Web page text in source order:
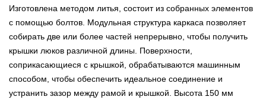
Изготовлена методом литья, состоит из собранных элементов
с помощью болтов. Модульная структура каркаса позволяет
собирать две или более частей непрерывно, чтобы получить
крышки люков различной длины. Поверхности,
соприкасающиеся с крышкой, обрабатываются машинным
способом, чтобы обеспечить идеальное соединение и
устранить зазор между рамой и крышкой. Высота 150 мм